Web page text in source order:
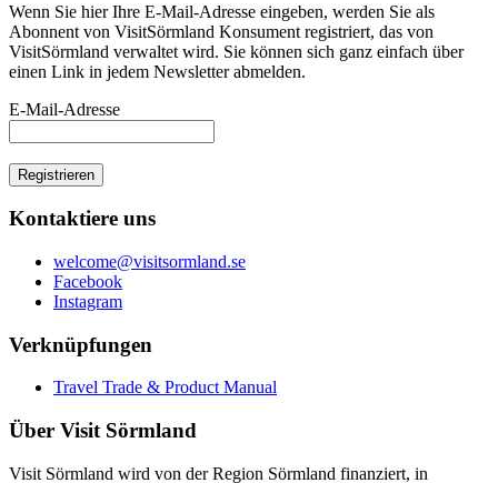
Wenn Sie hier Ihre E-Mail-Adresse eingeben, werden Sie als
Abonnent von VisitSörmland Konsument registriert, das von
VisitSörmland verwaltet wird. Sie können sich ganz einfach über
einen Link in jedem Newsletter abmelden.
E-Mail-Adresse
Kontaktiere uns
welcome@visitsormland.se
Facebook
Instagram
Verknüpfungen
Travel Trade & Product Manual
Über Visit Sörmland
Visit Sörmland wird von der Region Sörmland finanziert, in